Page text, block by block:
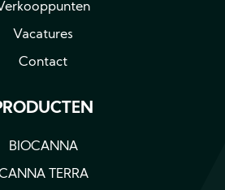
Vacatures
Contact
BIOCANNA
TERRA